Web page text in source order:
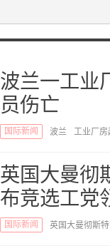
波兰一工业
员伤亡
国际新闻 波兰 工业厂房
英国大曼彻
布竞选工党
国际新闻
英国大曼彻斯